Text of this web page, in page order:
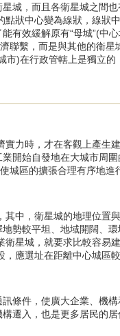
城，而且各衛星城之
狀中心變為線狀，線
有效緩解原有“母城”(
聯繫，而是與其他的衛
市)在行政管轄上是獨立
時，才在客觀上產生
開始自發地在大城市
城區的擴張合理有序地進
，衛星城的地理位置
勢較平坦、地域開闊、
星城，就要求比較容
應選址在距離中心城區
件，使廣大企業、機
構遷入，也是更多居民的居